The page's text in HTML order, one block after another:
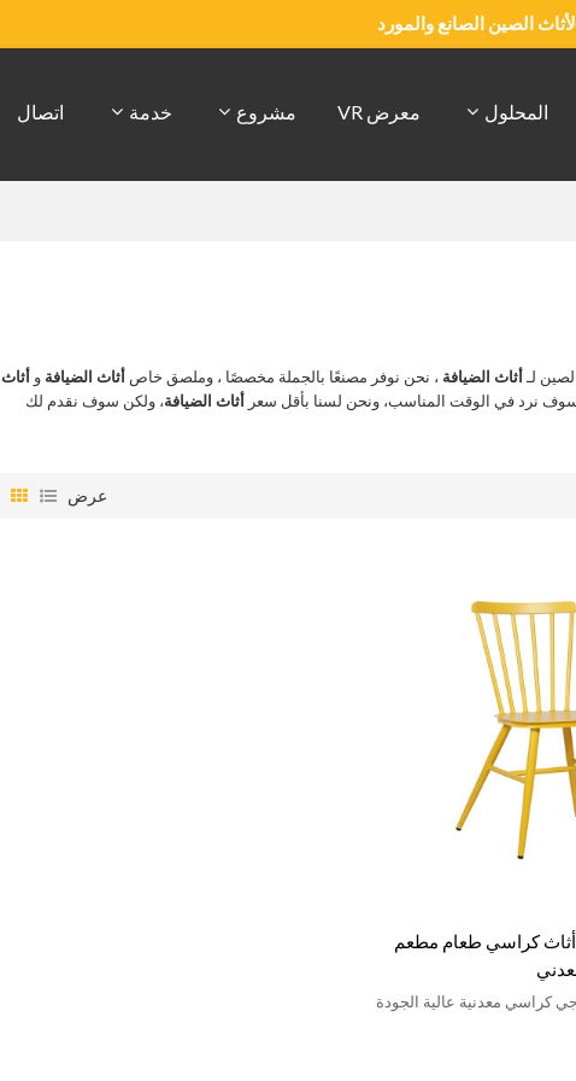
الصين الصانع والمورد
المحلول معرض VR مشروع خدمة اتصال
لـأثاث الضيافة ، نحن نوفر مصنعًا بالجملة مخصصًا ، وملصق خاص أثاث الضيافة و أثاث
نرد في الوقت المناسب، ونحن لسنا بأقل سعر أثاث الضيافة، ولكن سوف نقدم لك
عرض
أثاث كراسي طعام مطعم
كراسي معدنية عالية الجودة